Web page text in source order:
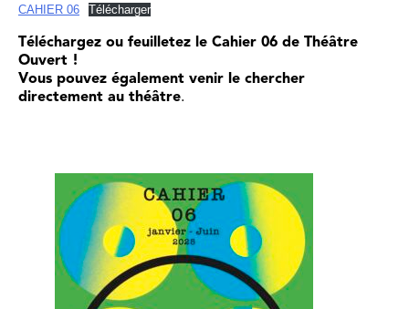
CAHIER 06 Télécharger
Téléchargez ou feuilletez le Cahier 06 de Théâtre
Ouvert !
Vous pouvez également venir le chercher
directement au théâtre.